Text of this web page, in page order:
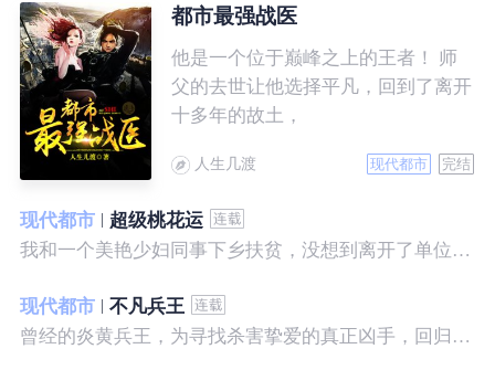
都市最强战医
他是一个位于巅峰之上的王者！ 师
父的去世让他选择平凡，回到了离开
十多年的故土，
人生几渡 现代都市 完结
现代都市
超级桃花运
我和一个美艳少妇同事下乡扶贫，没想到离开了单位之后，她就性格大变……
现代都市
不凡兵王
曾经的炎黄兵王，为寻找杀害挚爱的真正凶手，回归都市，开始了一段精彩绝伦的征程。